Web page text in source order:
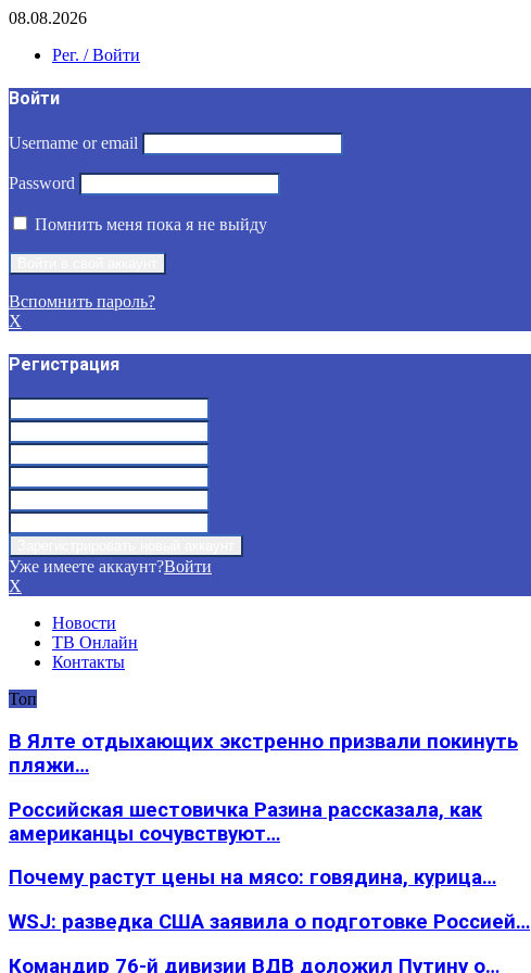
08.08.2026
Рег. / Войти
Войти
Username or email
Password
Помнить меня пока я не выйду
Вспомнить пароль?
X
Регистрация
Уже имеете аккаунт?Войти
X
Новости
ТВ Онлайн
Контакты
Топ
В Ялте отдыхающих экстренно призвали покинуть
пляжи…
Российская шестовичка Разина рассказала, как
американцы сочувствуют…
Почему растут цены на мясо: говядина, курица…
WSJ: разведка США заявила о подготовке Россией…
Командир 76-й дивизии ВДВ доложил Путину о…